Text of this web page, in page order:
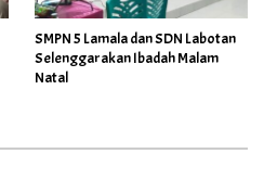
SMPN 5 Lamala dan SDN Labotan
Selenggarakan Ibadah Malam
Natal